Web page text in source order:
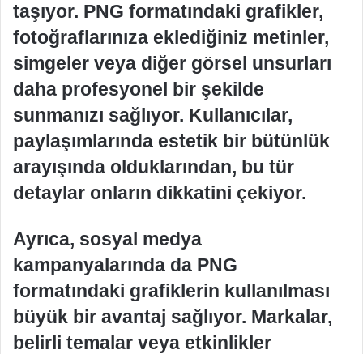
taşıyor. PNG formatındaki grafikler,
fotoğraflarınıza eklediğiniz metinler,
simgeler veya diğer görsel unsurları
daha profesyonel bir şekilde
sunmanızı sağlıyor. Kullanıcılar,
paylaşımlarında estetik bir bütünlük
arayışında olduklarından, bu tür
detaylar onların dikkatini çekiyor.
Ayrıca, sosyal medya
kampanyalarında da PNG
formatındaki grafiklerin kullanılması
büyük bir avantaj sağlıyor. Markalar,
belirli temalar veya etkinlikler